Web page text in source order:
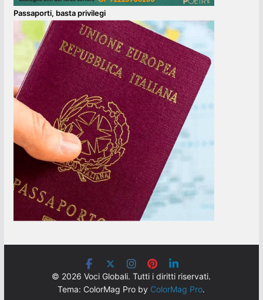
Passaporti, basta privilegi
© 2026 Voci Globali. Tutti i diritti riservati.
Tema: ColorMag Pro by ColorMag Pro.